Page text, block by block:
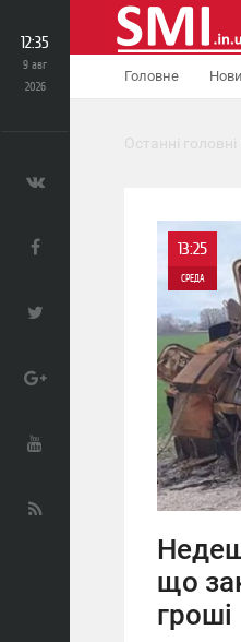
Головне
12:35
9 авг
2026
Останні
13:25
СРЕДА
0
3 092
що
гроші